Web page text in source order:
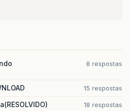
8 respostas
15 respostas
18 respostas